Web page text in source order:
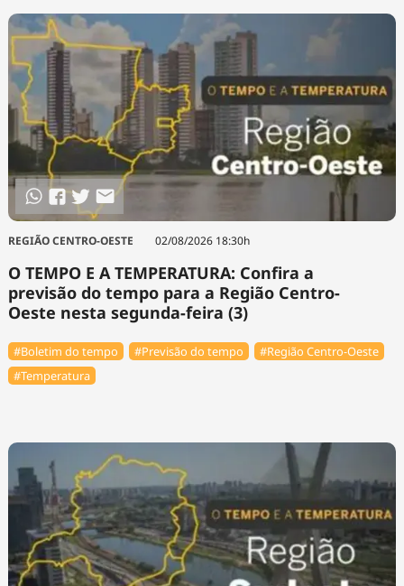
REGIÃO CENTRO-OESTE 02/08/2026 18:30h
O TEMPO E A TEMPERATURA: Confira a
previsão do tempo para a Região Centro-
Oeste nesta segunda-feira (3)
#Boletim do tempo #Previsão do tempo
#Região Centro-Oeste
#Temperatura